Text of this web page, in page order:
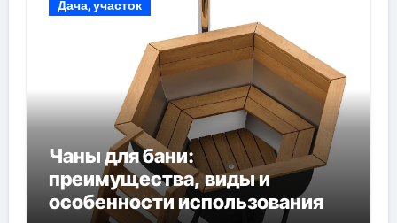
Дача, участок
Чаны для бани:
преимущества, виды и
особенности использования